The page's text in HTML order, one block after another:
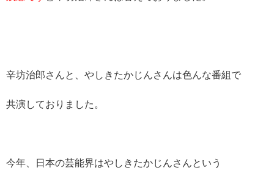
辛坊治郎さんと、やしきたかじんさんは色んな番組で
共演しておりました。
今年、日本の芸能界はやしきたかじんさんという